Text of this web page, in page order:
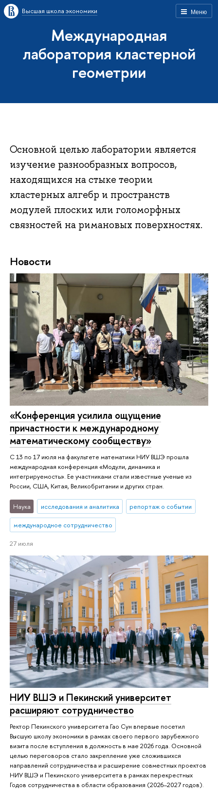
Меню
Высшая школа экономики
Международная
лаборатория кластерной
геометрии
Основной целью лаборатории является
изучение разнообразных вопросов,
находящихся на стыке теории
кластерных алгебр и пространств
модулей плоских или голоморфных
связностей на римановых поверхностях.
Новости
«Конференция усилила ощущение
причастности к международному
математическому сообществу»
С 13 по 17 июля на факультете математики НИУ ВШЭ прошла
международная конференция «Модули, динамика и
интегрируемость». Ее участниками стали известные ученые из
России, США, Китая, Великобритании и других стран.
Наука исследования и аналитика репортаж о событии
международное сотрудничество
27 июля
НИУ ВШЭ и Пекинский университет
расширяют сотрудничество
Ректор Пекинского университета Гао Сун впервые посетил
Высшую школу экономики в рамках своего первого зарубежного
визита после вступления в должность в мае 2026 года. Основной
целью переговоров стало закрепление уже сложившихся
направлений сотрудничества и расширение совместных проектов
НИУ ВШЭ и Пекинского университета в рамках перекрестных
Годов сотрудничества в области образования (2026–2027 годов).